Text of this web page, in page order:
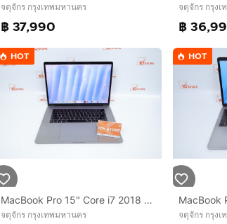
จตุจักร กรุงเทพมหานคร
฿ 37,990
จตุจักร กรุง
฿
HOT
MacBook Pro 15" Core i7 2018 16.512GB
จตุจักร กรุงเทพมหานคร
HOT
จตุจักร กรุง